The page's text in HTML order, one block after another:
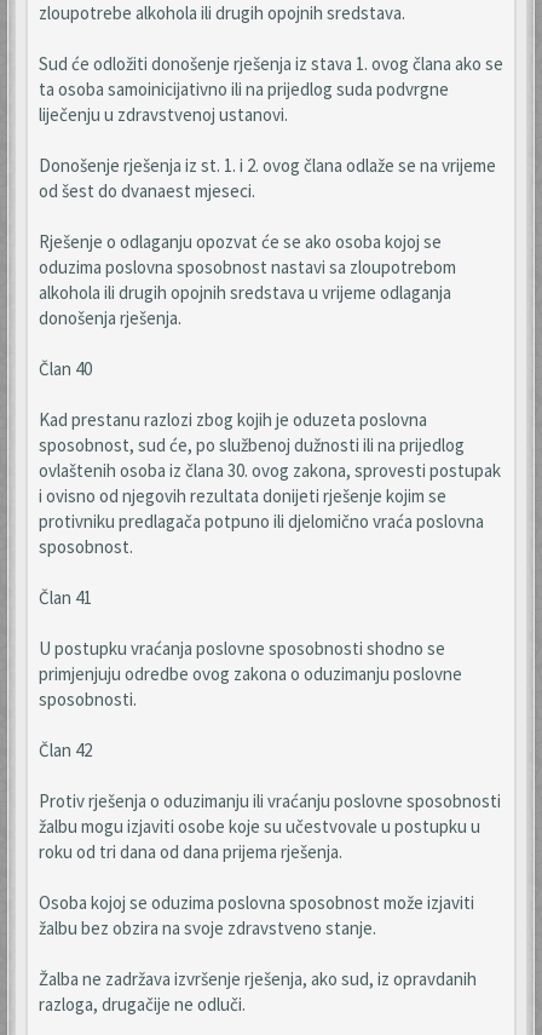
zloupotrebe alkohola ili drugih opojnih sredstava.
Sud će odložiti donošenje rješenja iz stava 1. ovog člana ako se
ta osoba samoinicijativno ili na prijedlog suda podvrgne
liječenju u zdravstvenoj ustanovi.
Donošenje rješenja iz st. 1. i 2. ovog člana odlaže se na vrijeme
od šest do dvanaest mjeseci.
Rješenje o odlaganju opozvat će se ako osoba kojoj se
oduzima poslovna sposobnost nastavi sa zloupotrebom
alkohola ili drugih opojnih sredstava u vrijeme odlaganja
donošenja rješenja.
Član 40
Kad prestanu razlozi zbog kojih je oduzeta poslovna
sposobnost, sud će, po službenoj dužnosti ili na prijedlog
ovlaštenih osoba iz člana 30. ovog zakona, sprovesti postupak
i ovisno od njegovih rezultata donijeti rješenje kojim se
protivniku predlagača potpuno ili djelomično vraća poslovna
sposobnost.
Član 41
U postupku vraćanja poslovne sposobnosti shodno se
primjenjuju odredbe ovog zakona o oduzimanju poslovne
sposobnosti.
Član 42
Protiv rješenja o oduzimanju ili vraćanju poslovne sposobnosti
žalbu mogu izjaviti osobe koje su učestvovale u postupku u
roku od tri dana od dana prijema rješenja.
Osoba kojoj se oduzima poslovna sposobnost može izjaviti
žalbu bez obzira na svoje zdravstveno stanje.
Žalba ne zadržava izvršenje rješenja, ako sud, iz opravdanih
razloga, drugačije ne odluči.